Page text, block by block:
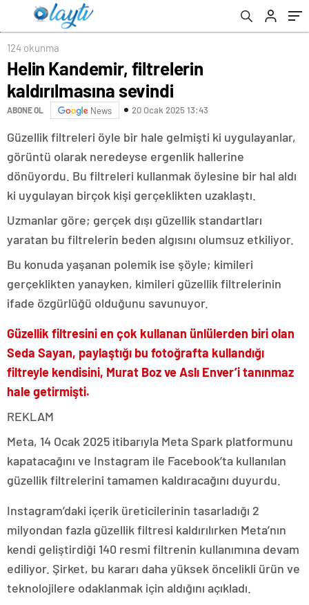
124 okunma
Helin Kandemir, filtrelerin
kaldırılmasına sevindi
ABONE OL News 20 Ocak 2025 13:43
Güzellik filtreleri öyle bir hale gelmişti ki uygulayanlar,
görüntü olarak neredeyse ergenlik hallerine
dönüyordu. Bu filtreleri kullanmak öylesine bir hal aldı
ki uygulayan birçok kişi gerçeklikten uzaklaştı.
Uzmanlar göre; gerçek dışı güzellik standartları
yaratan bu filtrelerin beden algısını olumsuz etkiliyor.
Bu konuda yaşanan polemik ise şöyle; kimileri
gerçeklikten yanayken, kimileri güzellik filtrelerinin
ifade özgürlüğü olduğunu savunuyor.
Güzellik filtresini en çok kullanan ünlülerden biri olan
Seda Sayan, paylaştığı bu fotoğrafta kullandığı
filtreyle kendisini, Murat Boz ve Aslı Enver’i tanınmaz
hale getirmişti.
REKLAM
Meta, 14 Ocak 2025 itibarıyla Meta Spark platformunu
kapatacağını ve Instagram ile Facebook’ta kullanılan
güzellik filtrelerini tamamen kaldıracağını duyurdu.
Instagram’daki içerik üreticilerinin tasarladığı 2
milyondan fazla güzellik filtresi kaldırılırken Meta’nın
kendi geliştirdiği 140 resmi filtrenin kullanımına devam
ediliyor. Şirket, bu kararı daha yüksek öncelikli ürün ve
teknolojilere odaklanmak için aldığını açıkladı.